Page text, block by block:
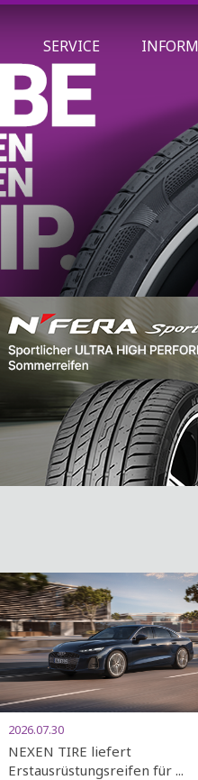
SERVICE
2026.07.30
NEXEN TIRE liefert
Erstausrüstungsreifen für ...